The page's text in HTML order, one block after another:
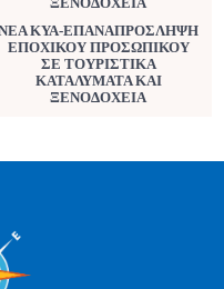
ΚΥΑ-ΕΠΑΝΑΠΡΟΣΛΗΨΗ
ΕΠΟΧΙΚΟΥ ΠΡΟΣΩΠΙΚΟΥ
ΣΕ ΤΟΥΡΙΣΤΙΚΑ
ΚΑΤΑΛΥΜΑΤΑ ΚΑΙ
ΞΕΝΟΔΟΧΕΙΑ